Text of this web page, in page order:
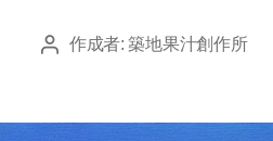
投 作成者:築地果汁創作所